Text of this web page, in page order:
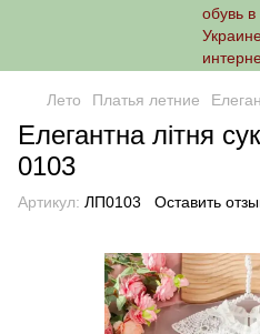
Лето Платья летние
Елегантна літня
0103
Артикул: ЛП0103 Оставить